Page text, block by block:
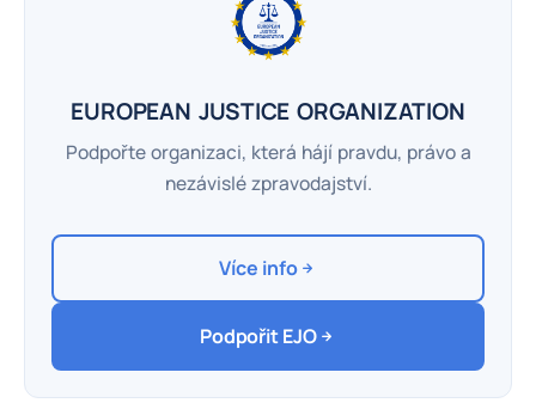
EUROPEAN JUSTICE ORGANIZATION
Podpořte organizaci, která hájí pravdu, právo a
nezávislé zpravodajství.
Více info
Podpořit EJO